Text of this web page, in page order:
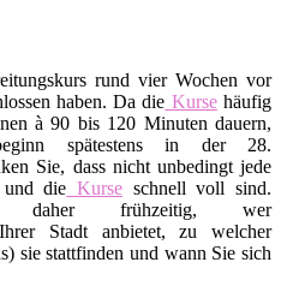
rund vier Wochen vor
haben. Da die Kursehäufig
à 90 bis 120 Minuten dauern,
spätestens in der 28.
Sie, dass nicht unbedingt jede
und die Kurseschnell voll sind.
daher frühzeitig, wer
Stadt anbietet, zu welcher
sie stattfinden und wann Sie sich